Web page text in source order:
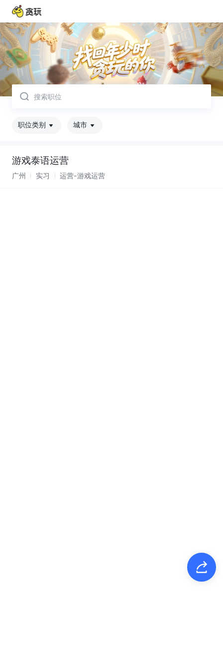
职位类别 城市
游戏泰语运营
广州 实习 运营-游戏运营